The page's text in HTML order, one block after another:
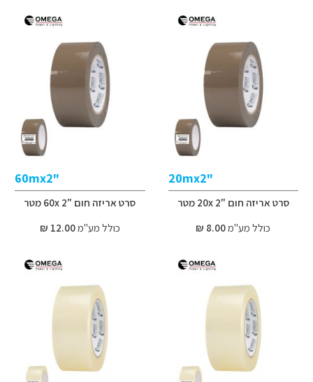
"20mx2
סרט אריזה חום "2 20x מטר
כולל מע"מ8.00 ₪
"60mx2
סרט אריזה חום "2 60x מטר
כולל מע"מ12.00 ₪